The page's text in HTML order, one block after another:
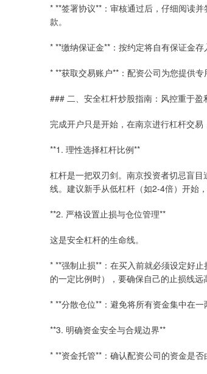
* **签署协议**：审核通过后，仔细阅读
款。
* **缴纳保证金**：按约定将自有保证金
* **获取交易账户**：配资公司为您提供
### 二、安全杠杆炒股指南：风控重于盈
完成开户只是开始，在南京进行杠杆交
**1. 理性选择杠杆比例**
杠杆是一把双刃剑。南京投资者切忌盲
线。建议新手从低杠杆（如2-4倍）开始
**2. 严格设置止损与仓位管理**
这是安全杠杆的生命线。
* **强制止损**：在买入前就必须设定好
的一定比例时），要确保自己的止损线远
* **分散仓位**：避免将所有资金集中在
**3. 明确资金安全与合规边界**
* **资金托管**：确认配资公司的资金是